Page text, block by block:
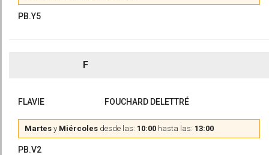
PB.Y5
F
FLAVIE FOUCHARD DELETTRÉ
Martes y Miércoles desde las: 10:00 hasta las: 13:00
PB.V2